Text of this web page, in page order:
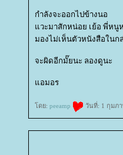
กำลังจะออกไปข้างนอ
วะมาสักหน่อย เย้อ พี่หนู
มองไม่เห็นตัวหนังสือในก
จะผิดอีกมั๊ยนะ ลองดูนะ
อมอร
ดย: peeamp วันที่: 1 กุมภา